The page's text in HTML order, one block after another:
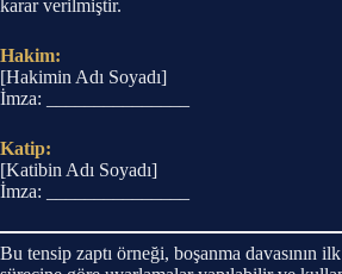
karar verilmiştir.
Hakim:
[Hakimin Adı Soyadı]
İmza: _______________
Katip:
[Katibin Adı Soyadı]
İmza: _______________
Bu tensip zaptı örneği, boşanma davasının